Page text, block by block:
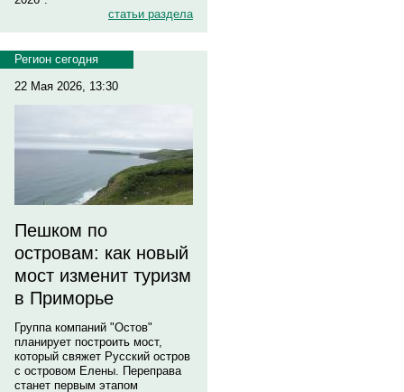
статьи раздела
Регион сегодня
22 Мая 2026, 13:30
Пешком по
островам: как новый
мост изменит туризм
в Приморье
Группа компаний "Остов"
планирует построить мост,
который свяжет Русский остров
с островом Елены. Переправа
станет первым этапом